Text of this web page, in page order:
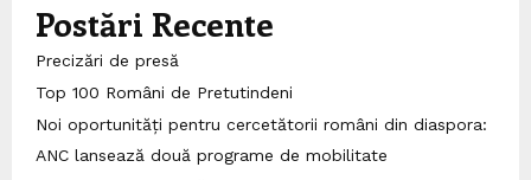
Postări Recente
Precizări de presă
Top 100 Români de Pretutindeni
Noi oportunități pentru cercetătorii români din diaspora:
ANC lansează două programe de mobilitate